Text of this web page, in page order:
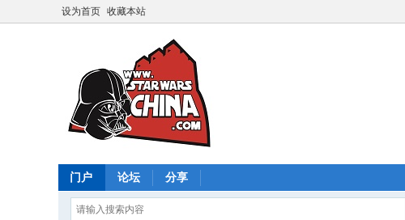
设为首页 收藏本站
门户 论坛 分享